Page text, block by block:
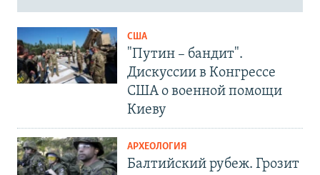
США
"Путин – бандит".
Дискуссии в Конгрессе
США о военной помощи
Киеву
АРХЕОЛОГИЯ
Балтийский рубеж. Грозит